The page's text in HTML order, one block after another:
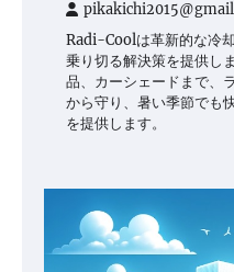
Radi-Coolは革新的な冷
乗り切る解決策を提供し
品、カーシェードまで、
から守り、暑い季節でも
を提供します。